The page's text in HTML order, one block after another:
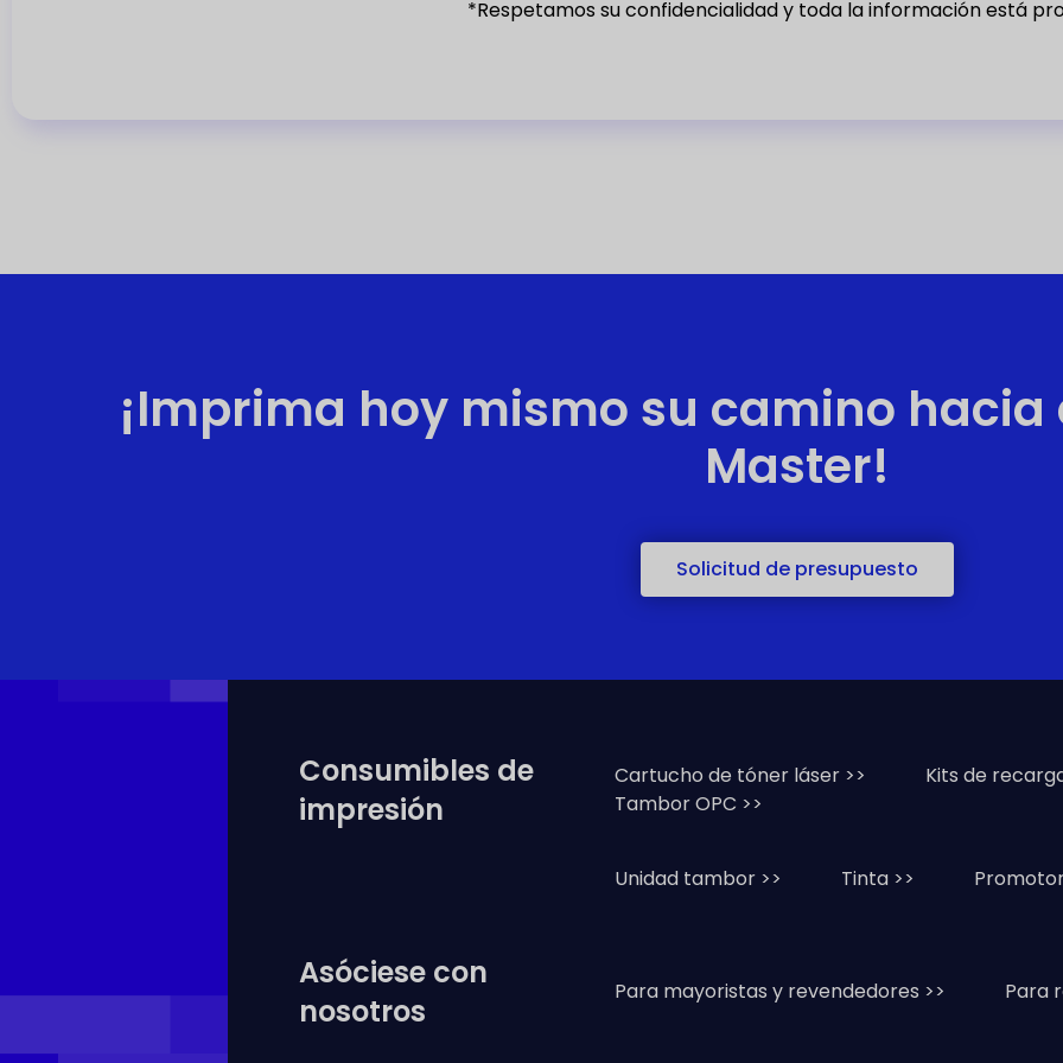
*Respetamos su confidencialidad y toda la información está
¡Imprima hoy mismo su camino hacia
Master!
Solicitud de presupuesto
Consumibles de
impresión
Cartucho de tóner láser >>
Kits de
Tambor OPC >>
Unidad tambor >> Tinta >>
Asóciese con
nosotros
Para mayoristas y revendedores >> Para